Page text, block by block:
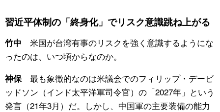
習近平体制の「終身化」でリスク意識跳ね上がる
竹中 米国が台湾有事のリスクを強く意識するようにな
ったのは、いつ頃からなのか。
神保最も象徴的なのは米議会でのフィリップ・デービ
ッドソン（インド太平洋軍司令官）の「2027年」という
発言（21年3月）だ。しかし、中国軍の主要装備の能力